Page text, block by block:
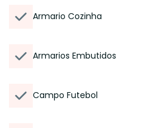
Armario Cozinha
Armarios Embutidos
Campo Futebol